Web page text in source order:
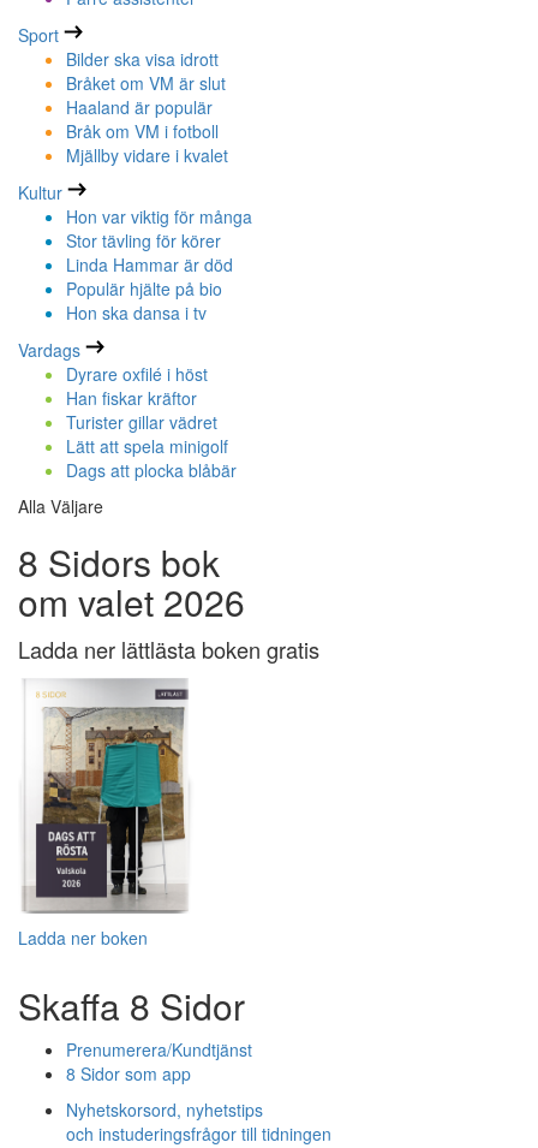
Sport
Bilder ska visa idrott
Bråket om VM är slut
Haaland är populär
Bråk om VM i fotboll
Mjällby vidare i kvalet
Kultur
Hon var viktig för många
Stor tävling för körer
Linda Hammar är död
Populär hjälte på bio
Hon ska dansa i tv
Vardags
Dyrare oxfilé i höst
Han fiskar kräftor
Turister gillar vädret
Lätt att spela minigolf
Dags att plocka blåbär
Alla Väljare
8 Sidors bok
om valet 2026
Ladda ner lättlästa boken gratis
Ladda ner boken
Skaffa 8 Sidor
Prenumerera/Kundtjänst
8 Sidor som app
Nyhetskorsord, nyhetstips
och instuderingsfrågor till tidningen